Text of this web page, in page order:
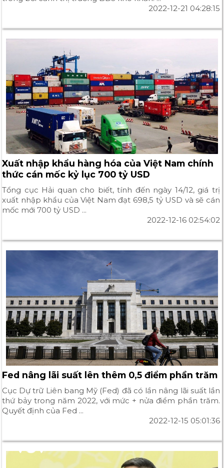
2022-12-21 04:28:15
Xuất nhập khẩu hàng hóa của Việt Nam chính
thức cán mốc kỷ lục 700 tỷ USD
Tổng cục Hải quan cho biết, tính đến ngày 14/12, giá trị
xuất nhập khẩu của Việt Nam đạt 698,5 tỷ USD và sẽ cán
mốc mới 700 tỷ USD ...
2022-12-16 02:54:02
Fed nâng lãi suất lên thêm 0,5 điểm phần trăm
Cục Dự trữ Liên bang Mỹ (Fed) đã có lần nâng lãi suất lần
thứ bảy trong năm 2022, với mức + nửa điểm phần trăm.
Quyết định của Fed ...
2022-12-15 05:01:36